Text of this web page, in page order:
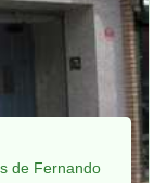
de Fernando